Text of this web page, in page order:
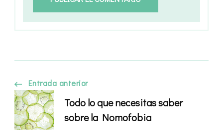
Navegación
de
Entrada anterior
Todo lo que necesitas saber
sobre la Nomofobia